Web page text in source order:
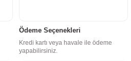
Ödeme Seçenekleri
Kredi kartı veya havale ile ödeme
yapabilirsiniz.